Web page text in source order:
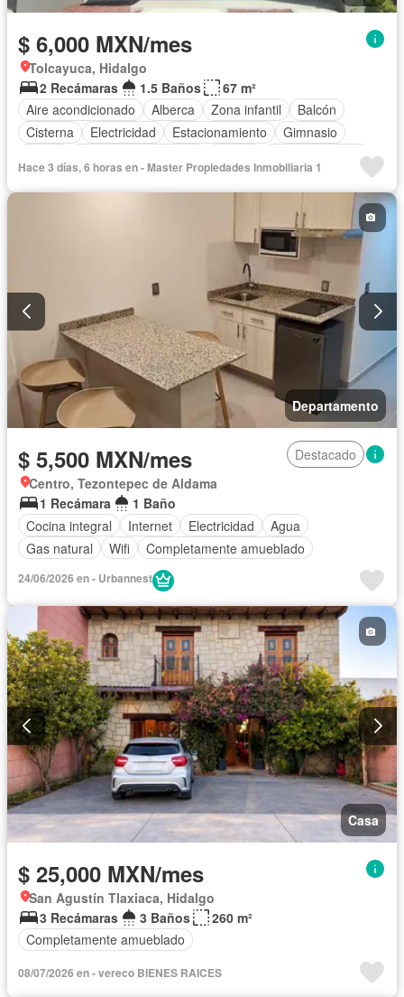
$ 6,000 MXN/mes
Tolcayuca, Hidalgo
2 Recámaras
1.5 Baños
67 m²
Aire acondicionado
Alberca Zona infantil
Balcón
Cisterna
Electricidad Estacionamiento
Gimnasio
Sala polivalente
Terraza
Wifi Sin amueblar
Hace 3 días, 6 horas en - Master Propiedades Inmobiliaria 1
Departamento
$ 5,500 MXN/mes
Destacado
Centro, Tezontepec de Aldama
1 Recámara
1 Baño
Cocina integral
Internet Electricidad
Agua
Gas natural
Wifi Completamente amueblado
24/06/2026 en - Urbannest
Casa
$ 25,000 MXN/mes
San Agustín Tlaxiaca, Hidalgo
3 Recámaras
3 Baños
260 m²
Completamente amueblado
08/07/2026 en - vereco BIENES RAICES